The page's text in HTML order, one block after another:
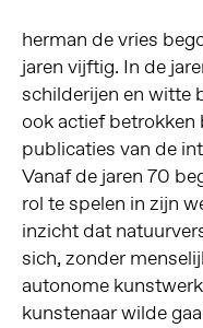
herman de vries
jaren vijftig. In de
schilderijen en witte
ook actief betrokken
publicaties van de
Vanaf de jaren 70
rol te spelen in zijn
inzicht dat
sich, zonder
autonome
kunstenaar wilde